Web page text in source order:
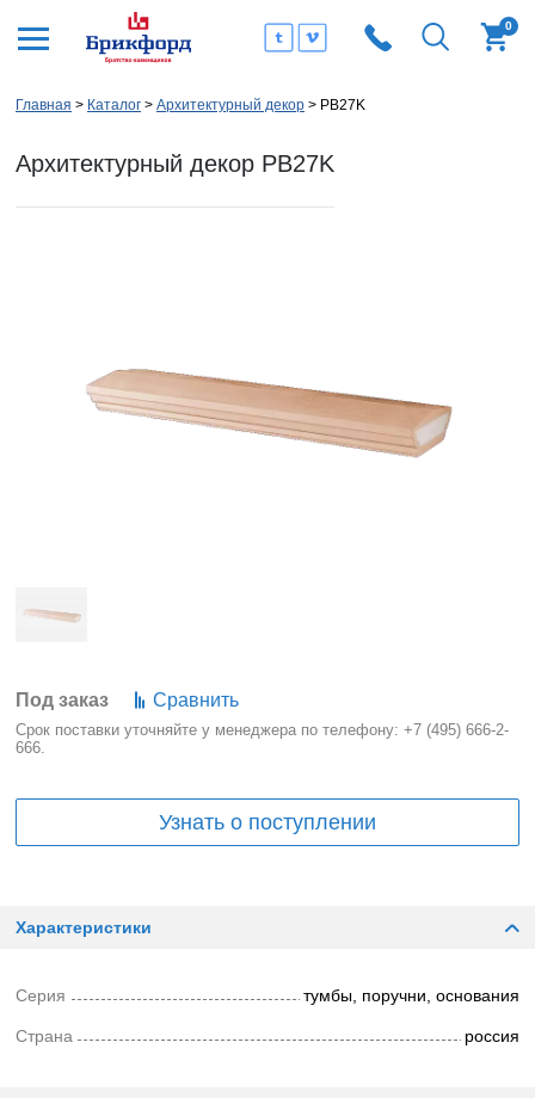
0
Главная Каталог Архитектурный декор PB27K
Архитектурный декор PB27K
Под заказ Сравнить
Срок поставки уточняйте у менеджера по телефону: +7 (495) 666-2-
666.
Узнать о поступлении
Характеристики
Серия тумбы, поручни, основания
Страна россия